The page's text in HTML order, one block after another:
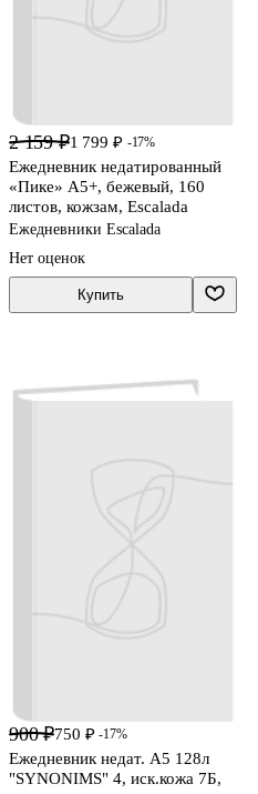
2 159 ₽1 799 ₽ -17%
Ежедневник недатированный
«Пике» А5+, бежевый, 160
листов, кожзам, Escalada
Ежедневники Escalada
Нет оценок
Купить
900 ₽750 ₽ -17%
Ежедневник недат. А5 128л
"SYNONIMS" 4, иск.кожа 7Б,